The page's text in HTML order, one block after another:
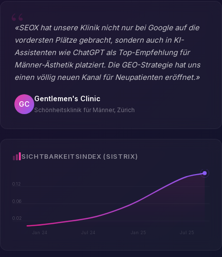
«SEOX hat unsere Klinik nicht nur bei Google auf die
vordersten Plätze gebracht, sondern auch in KI-
Assistenten wie ChatGPT als Top-Empfehlung für
Männer-Ästhetik platziert. Die GEO-Strategie hat uns
einen völlig neuen Kanal für Neupatienten eröffnet.»
GC
Gentlemen's Clinic
Schönheitsklinik für Männer, Zürich
SICHTBARKEITSINDEX (SISTRIX)
0.12
0.06
0.02
Jan 24 Jul 24 Jan 25 Jul 25